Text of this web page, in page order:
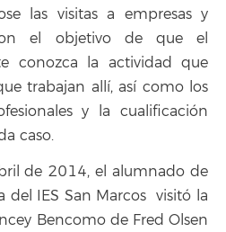
las visitas a empresas y
el objetivo de que el
conozca la actividad que
trabajan allí, así como los
y la cualificación
caso.
de 2014, el alumnado de
del IES San Marcos visitó la
Bencomo de Fred Olsen